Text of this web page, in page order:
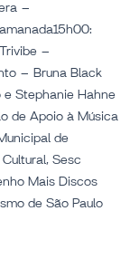
–
–
– Bruna Black
e Stephanie Hahne
de Apoio à Música
de
Sesc
Mais Discos
de São Paulo